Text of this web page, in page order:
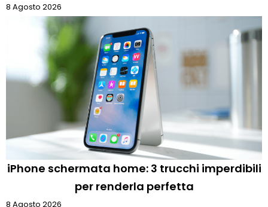
8 Agosto 2026
iPhone schermata home: 3 trucchi imperdibili
per renderla perfetta
8 Agosto 2026